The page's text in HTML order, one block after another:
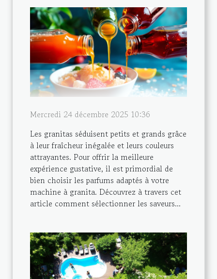
Mercredi 24 décembre 2025 10:36
Les granitas séduisent petits et grands grâce
à leur fraîcheur inégalée et leurs couleurs
attrayantes. Pour offrir la meilleure
expérience gustative, il est primordial de
bien choisir les parfums adaptés à votre
machine à granita. Découvrez à travers cet
article comment sélectionner les saveurs...